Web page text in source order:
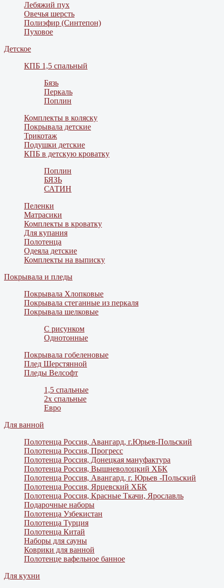
Лебяжий пух
Овечья шерсть
Полиэфир (Синтепон)
Пуховое
Детское
КПБ 1,5 спальный
Бязь
Перкаль
Поплин
Комплекты в коляску
Покрывала детские
Трикотаж
Подушки детские
КПБ в детскую кроватку
Поплин
БЯЗЬ
САТИН
Пеленки
Матрасики
Комплекты в кроватку
Для купания
Полотенца
Одеяла детские
Комплекты на выписку
Покрывала и пледы
Покрывала Хлопковые
Покрывала стеганные из перкаля
Покрывала шелковые
С рисунком
Однотонные
Покрывала гобеленовые
Плед Шерстянной
Пледы Велсофт
1,5 спальные
2х спальные
Евро
Для ванной
Полотенца Россия, Авангард, г.Юрьев-Польский
Полотенца Россия, Прогресс
Полотенца Россия, Донецкая мануфактура
Полотенца Россия, Вышневолоцкий ХБК
Полотенца Россия, Авангард, г. Юрьев -Польский
Полотенца Россия, Ярцевский ХБК
Полотенца Россия, Красные Ткачи, Ярославль
Подарочные наборы
Полотенца Узбекистан
Полотенца Турция
Полотенца Китай
Наборы для сауны
Коврики для ванной
Полотенце вафельное банное
Для кухни